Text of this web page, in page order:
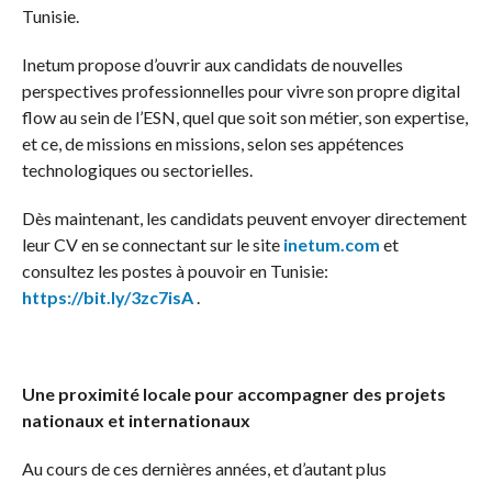
Tunisie.
Inetum propose d’ouvrir aux candidats de nouvelles
perspectives professionnelles pour vivre son propre digital
flow au sein de l’ESN, quel que soit son métier, son expertise,
et ce, de missions en missions, selon ses appétences
technologiques ou sectorielles.
Dès maintenant, les candidats peuvent envoyer directement
leur CV en se connectant sur le site inetum.com et
consultez les postes à pouvoir en Tunisie:
https://bit.ly/3zc7isA.
Une proximité locale pour accompagner des projets
nationaux et internationaux
Au cours de ces dernières années, et d’autant plus